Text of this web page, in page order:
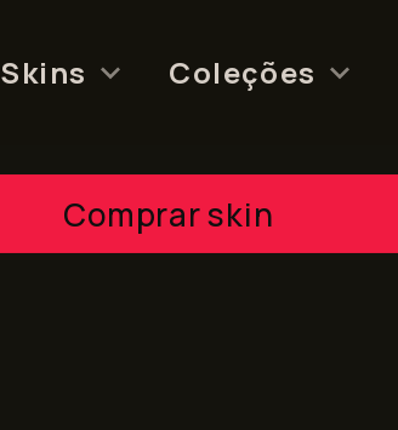
Skins Coleções
Comprar skin